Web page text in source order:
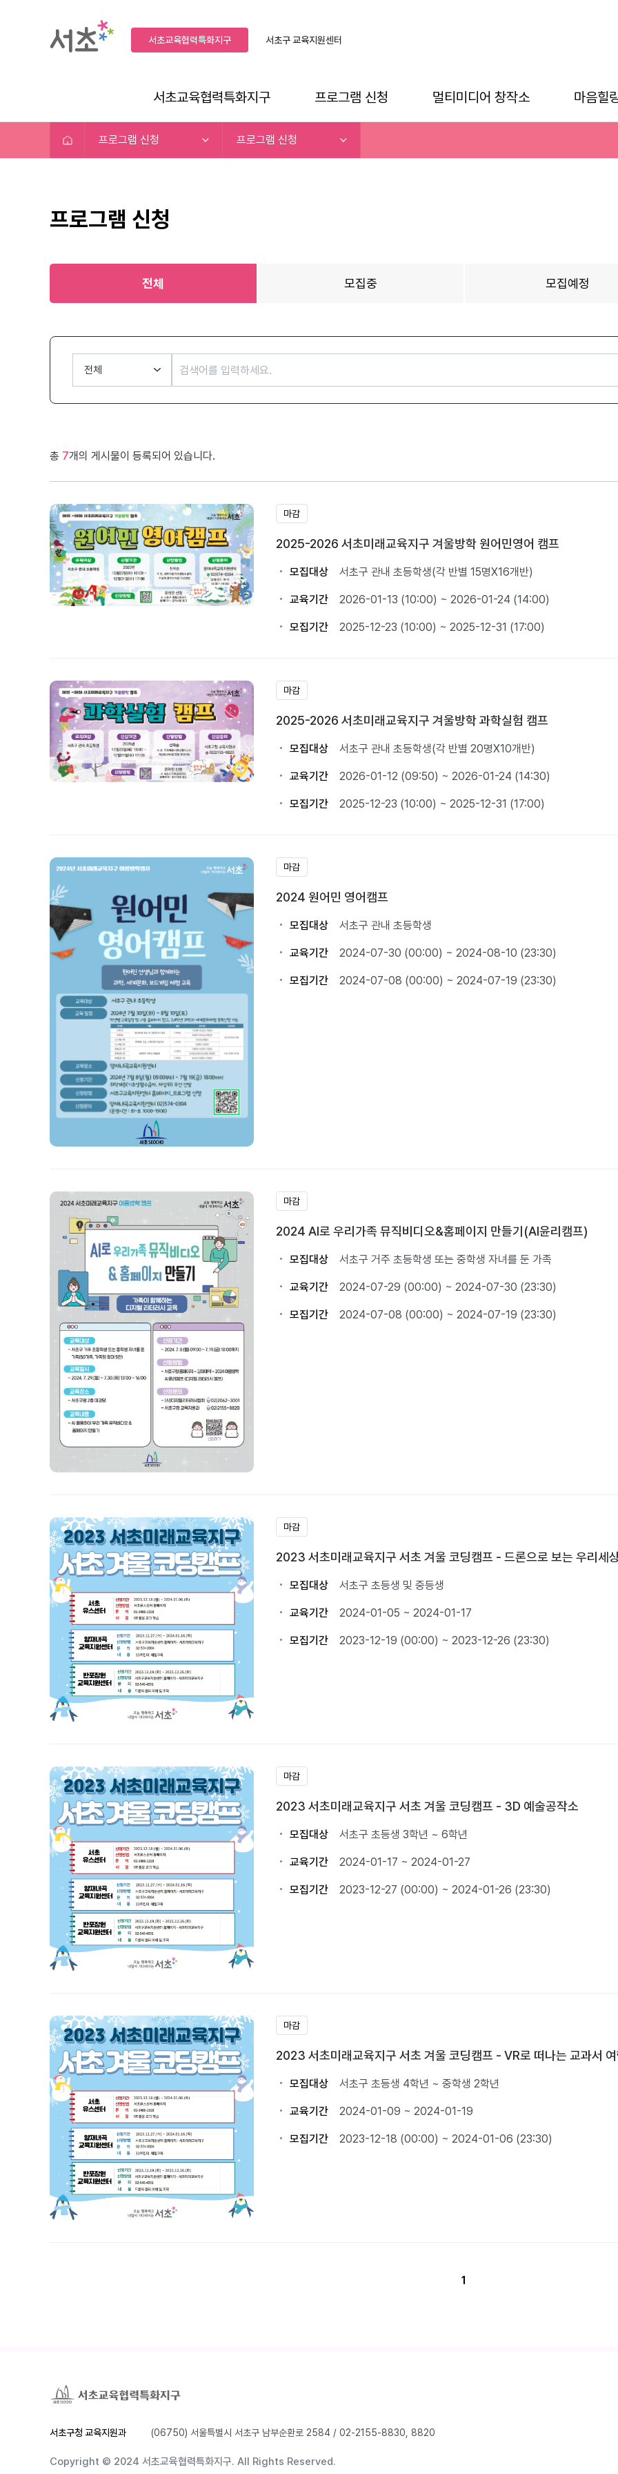
서초교육협력특화지구 서초구교육지원센터
서초교육협력특화지구 프로그램 신청 멀티미디어 창작소 마음힐
프로그램 신청 프로그램 신청
프로그램 신청
전체 모집중 모집예정
총 7개의 게시물이 등록되어 있습니다.
마감
2025-2026 서초미래교육지구 겨울방학 원어민영어 캠프
모집대상 서초구 관내 초등학생(각 반별 15명X16개반)
교육기간 2026-01-13 (10:00) ~ 2026-01-24 (14:00)
모집기간 2025-12-23 (10:00) ~ 2025-12-31 (17:00)
마감
2025-2026 서초미래교육지구 겨울방학 과학실험 캠프
모집대상 서초구 관내 초등학생(각 반별 20명X10개반)
교육기간 2026-01-12 (09:50) ~ 2026-01-24 (14:30)
모집기간 2025-12-23 (10:00) ~ 2025-12-31 (17:00)
마감
2024 원어민 영어캠프
모집대상 서초구 관내 초등학생
교육기간 2024-07-30 (00:00) ~ 2024-08-10 (23:30)
모집기간 2024-07-08 (00:00) ~ 2024-07-19 (23:30)
마감
2024 AI로 우리가족 뮤직비디오&홈페이지 만들기(AI윤리캠프)
모집대상 서초구 거주 초등학생 또는 중학생 자녀를 둔 가족
교육기간 2024-07-29 (00:00) ~ 2024-07-30 (23:30)
모집기간 2024-07-08 (00:00) ~ 2024-07-19 (23:30)
마감
2023 서초미래교육지구 서초 겨울 코딩캠프 - 드론으로 보는 우리세
모집대상 서초구 초등생 및 중등생
교육기간 2024-01-05 ~ 2024-01-17
모집기간 2023-12-19 (00:00) ~ 2023-12-26 (23:30)
마감
2023 서초미래교육지구 서초 겨울 코딩캠프 - 3D 예술공작소
모집대상 서초구 초등생 3학년 ~ 6학년
교육기간 2024-01-17 ~ 2024-01-27
모집기간 2023-12-27 (00:00) ~ 2024-01-26 (23:30)
마감
2023 서초미래교육지구 서초 겨울 코딩캠프 - VR로 떠나는 교과서
모집대상 서초구 초등생 4학년 ~ 중학생 2학년
교육기간 2024-01-09 ~ 2024-01-19
모집기간 2023-12-18 (00:00) ~ 2024-01-06 (23:30)
1
서초구청 교육지원과 (06750) 서울특별시 서초구 남부순환로 2584 / 02-2155-8830, 8820
Copyright © 2024 서초교육협력특화지구. All Rights Reserved.